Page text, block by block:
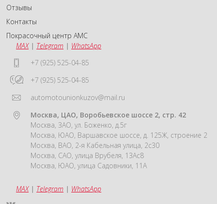
Отзывы
Контакты
Покрасочный центр АМС
MAX| Telegram | WhatsApp
+7 (925) 525-04-85
+7 (925) 525-04-85
automotounionkuzov@mail.ru
Москва, ЦАО, Воробьевское шоссе 2, стр. 42
Москва, ЗАО, ул. Боженко, д.5г
Москва, ЮАО, Варшавское шоссе, д. 125Ж, строение 2
Москва, ВАО, 2-я Кабельная улица, 2с30
Москва, САО, улица Врубеля, 13Ас8
Москва, ЮАО, улица Садовники, 11А
MAX| Telegram | WhatsApp